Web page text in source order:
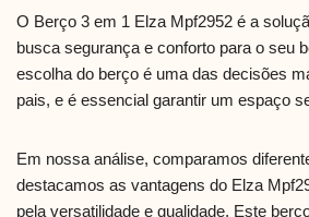
O Berço 3 em 1 Elza Mpf2952 é a
busca segurança e conforto para o seu
escolha do berço é uma das decisões
pais, e é essencial garantir um espaço
Em nossa análise, comparamos
destacamos as vantagens do Elza
pela versatilidade e qualidade. Este